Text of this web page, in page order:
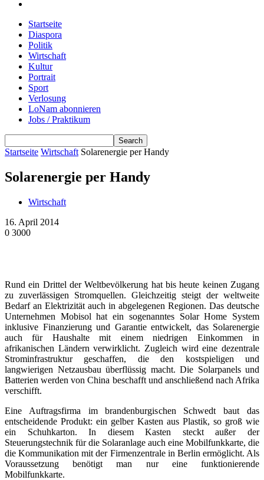
Startseite
Diaspora
Politik
Wirtschaft
Kultur
Portrait
Sport
Verlosung
LoNam abonnieren
Jobs / Praktikum
Startseite Wirtschaft Solarenergie per Handy
Solarenergie per Handy
Wirtschaft
16. April 2014
0 3000
Rund ein Drittel der Weltbevölkerung hat bis heute keinen Zugang
zu zuverlässigen Stromquellen. Gleichzeitig steigt der weltweite
Bedarf an Elektrizität auch in abgelegenen Regionen. Das deutsche
Unternehmen Mobisol hat ein sogenanntes Solar Home System
inklusive Finanzierung und Garantie entwickelt, das Solarenergie
auch für Haushalte mit einem niedrigen Einkommen in
afrikanischen Ländern verwirklicht. Zugleich wird eine dezentrale
Strominfrastruktur geschaffen, die den kostspieligen und
langwierigen Netzausbau überflüssig macht. Die Solarpanels und
Batterien werden von China beschafft und anschließend nach Afrika
verschifft.
Eine Auftragsfirma im brandenburgischen Schwedt baut das
entscheidende Produkt: ein gelber Kasten aus Plastik, so groß wie
ein Schuhkarton. In diesem Kasten steckt außer der
Steuerungstechnik für die Solaranlage auch eine Mobilfunkkarte, die
die Kommunikation mit der Firmenzentrale in Berlin ermöglicht. Als
Voraussetzung benötigt man nur eine funktionierende
Mobilfunkkarte.